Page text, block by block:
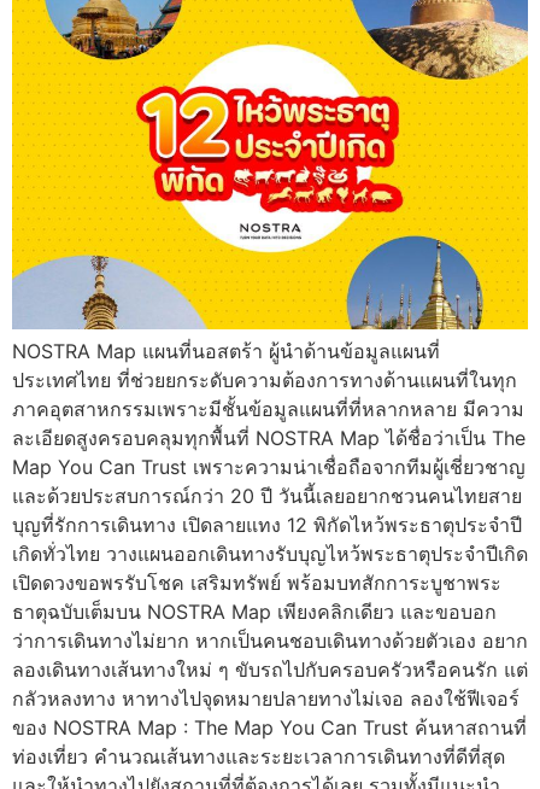
NOSTRA Map แผนที่นอสตร้า ผู้นำด้านข้อมูลแผนที่
ประเทศไทย ที่ช่วยยกระดับความต้องการทางด้านแผนที่ในทุก
ภาคอุตสาหกรรมเพราะมีชั้นข้อมูลแผนที่ที่หลากหลาย มีความ
ละเอียดสูงครอบคลุมทุกพื้นที่ NOSTRA Map ได้ชื่อว่าเป็น The
Map You Can Trust เพราะความน่าเชื่อถือจากทีมผู้เชี่ยวชาญ
และด้วยประสบการณ์กว่า 20 ปี วันนี้เลยอยากชวนคนไทยสาย
บุญที่รักการเดินทาง เปิดลายแทง 12 พิกัดไหว้พระธาตุประจำปี
เกิดทั่วไทย วางแผนออกเดินทางรับบุญไหว้พระธาตุประจำปีเกิด
เปิดดวงขอพรรับโชค เสริมทรัพย์ พร้อมบทสักการะบูชาพระ
ธาตุฉบับเต็มบน NOSTRA Map เพียงคลิกเดียว และขอบอก
ว่าการเดินทางไม่ยาก หากเป็นคนชอบเดินทางด้วยตัวเอง อยาก
ลองเดินทางเส้นทางใหม่ ๆ ขับรถไปกับครอบครัวหรือคนรัก แต่
กลัวหลงทาง หาทางไปจุดหมายปลายทางไม่เจอ ลองใช้ฟีเจอร์
ของ NOSTRA Map : The Map You Can Trust ค้นหาสถานที่
ท่องเที่ยว คำนวณเส้นทางและระยะเวลาการเดินทางที่ดีที่สุด